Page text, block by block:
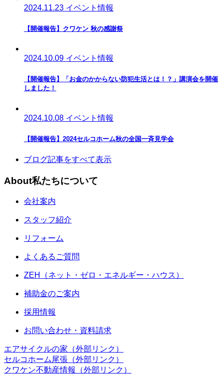
2024.11.23 イベント情報
【開催報告】クワケン 秋の感謝祭
2024.10.09 イベント情報
【開催報告】「お金のかからない防犯生活とは！？」講演会を開催
しました！
2024.10.08 イベント情報
【開催報告】2024セルコホーム秋の全国一斉見学会
ブログ記事をすべて表示
About私たちについて
会社案内
スタッフ紹介
リフォーム
よくあるご質問
ZEH （ネット・ゼロ・エネルギー・ハウス）
補助⾦のご案内
採用情報
お問い合わせ・資料請求
エアサイクルの家 （外部リンク）
セルコホーム尾張 （外部リンク）
クワケン不動産情報
（外部リンク）